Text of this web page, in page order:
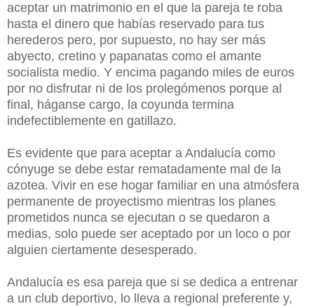
aceptar un matrimonio en el que la pareja te roba
hasta el dinero que habías reservado para tus
herederos pero, por supuesto, no hay ser más
abyecto, cretino y papanatas como el amante
socialista medio. Y encima pagando miles de euros
por no disfrutar ni de los prolegómenos porque al
final, háganse cargo, la coyunda termina
indefectiblemente en gatillazo.
Es evidente que para aceptar a Andalucía como
cónyuge se debe estar rematadamente mal de la
azotea. Vivir en ese hogar familiar en una atmósfera
permanente de proyectismo mientras los planes
prometidos nunca se ejecutan o se quedaron a
medias, solo puede ser aceptado por un loco o por
alguien ciertamente desesperado.
Andalucía es esa pareja que si se dedica a entrenar
a un club deportivo, lo lleva a regional preferente y,